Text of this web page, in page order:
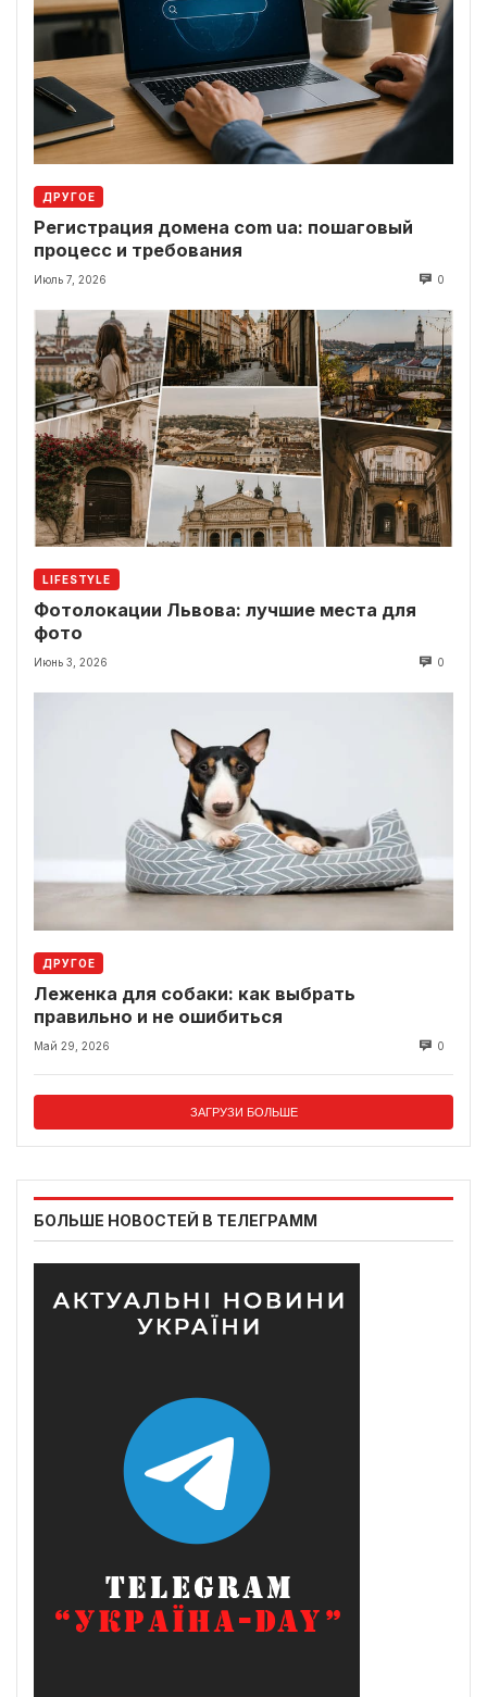
ДРУГОЕ
Регистрация домена com ua: пошаговый
процесс и требования
Июль 7, 2026 0
LIFESTYLE
Фотолокации Львова: лучшие места для
фото
Июнь 3, 2026 0
ДРУГОЕ
Леженка для собаки: как выбрать
правильно и не ошибиться
Май 29, 2026 0
ЗАГРУЗИ БОЛЬШЕ
БОЛЬШЕ НОВОСТЕЙ В ТЕЛЕГРАММ